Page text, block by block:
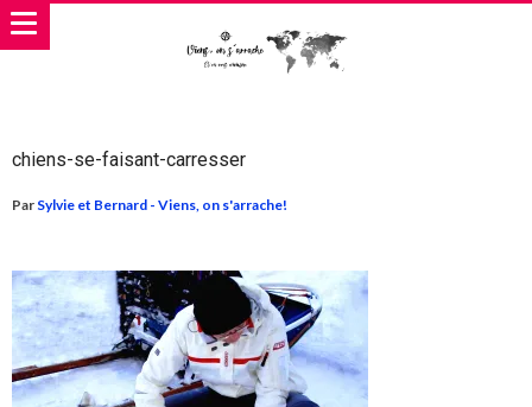
chiens-se-faisant-carresser
Par Sylvie et Bernard - Viens, on s'arrache!